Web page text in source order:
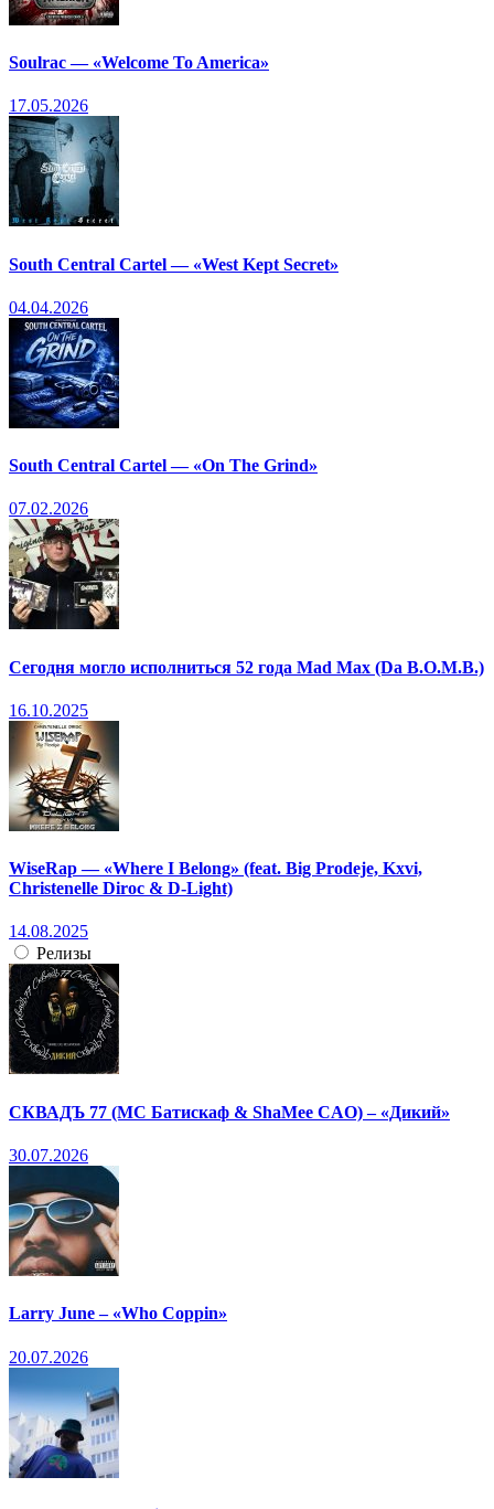
Soulrac — «Welcome To America»
17.05.2026
South Central Cartel — «West Kept Secret»
04.04.2026
South Central Cartel — «On The Grind»
07.02.2026
Сегодня могло исполниться 52 года Mad Max (Da B.O.M.B.)
16.10.2025
WiseRap — «Where I Belong» (feat. Big Prodeje, Kxvi,
Christenelle Diroc & D-Light)
14.08.2025
Релизы
СКВАДЪ 77 (МС Батискаф & ShaMee CAO) – «Дикий»
30.07.2026
Larry June – «Who Coppin»
20.07.2026